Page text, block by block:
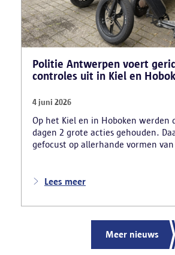
Politie Antwerpen voert
controles uit in Kiel en
4 juni 2026
Op het Kiel en in Hoboken werden
dagen 2 grote acties gehouden.
gefocust op allerhande vormen
Lees meer
Meer nieuws